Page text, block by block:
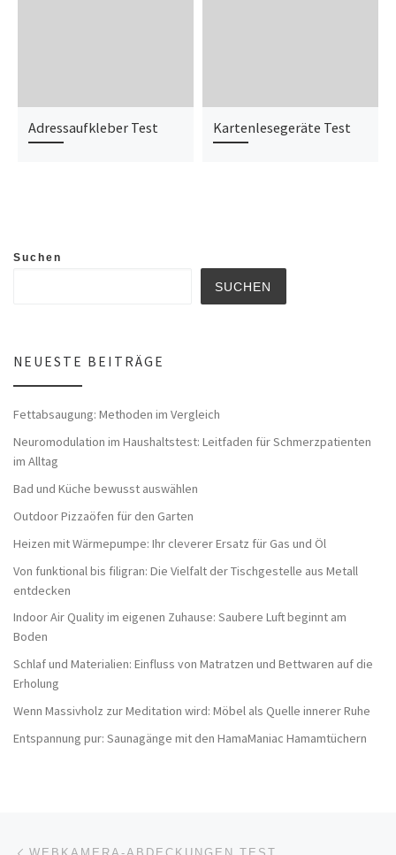
Adressaufkleber Test Kartenlesegeräte Test
Suchen
SUCHEN
NEUESTE BEITRÄGE
Fettabsaugung: Methoden im Vergleich
Neuromodulation im Haushaltstest: Leitfaden für Schmerzpatienten
im Alltag
Bad und Küche bewusst auswählen
Outdoor Pizzaöfen für den Garten
Heizen mit Wärmepumpe: Ihr cleverer Ersatz für Gas und Öl
Von funktional bis filigran: Die Vielfalt der Tischgestelle aus Metall
entdecken
Indoor Air Quality im eigenen Zuhause: Saubere Luft beginnt am
Boden
Schlaf und Materialien: Einfluss von Matratzen und Bettwaren auf die
Erholung
Wenn Massivholz zur Meditation wird: Möbel als Quelle innerer Ruhe
Entspannung pur: Saunagänge mit den HamaManiac Hamamtüchern
Beitragsnavigation